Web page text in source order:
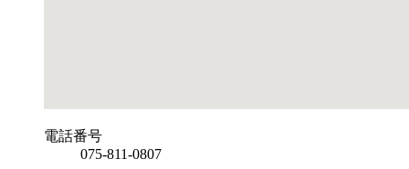
電話番号
075-811-0807